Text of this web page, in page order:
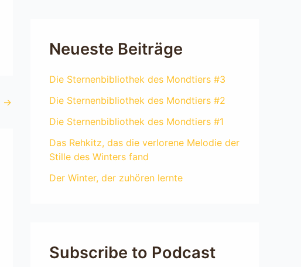
→
Neueste Beiträge
Die Sternenbibliothek des Mondtiers #3
Die Sternenbibliothek des Mondtiers #2
Die Sternenbibliothek des Mondtiers #1
Das Rehkitz, das die verlorene Melodie der
Stille des Winters fand
Der Winter, der zuhören lernte
Subscribe to Podcast